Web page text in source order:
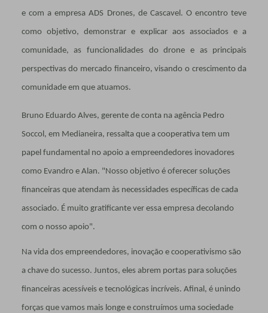
e com a empresa ADS Drones, de Cascavel. O encontro teve
como objetivo, demonstrar e explicar aos associados e a
comunidade, as funcionalidades do drone e as principais
perspectivas do mercado financeiro, visando o crescimento da
comunidade em que atuamos.
Bruno Eduardo Alves, gerente de conta na agência Pedro
Soccol, em Medianeira, ressalta que a cooperativa tem um
papel fundamental no apoio a empreendedores inovadores
como Evandro e Alan. "Nosso objetivo é oferecer soluções
financeiras que atendam às necessidades específicas de cada
associado. É muito gratificante ver essa empresa decolando
com o nosso apoio".
Na vida dos empreendedores, inovação e cooperativismo são
a chave do sucesso. Juntos, eles abrem portas para soluções
financeiras acessíveis e tecnológicas incríveis. Afinal, é unindo
forças que vamos mais longe e construímos uma sociedade